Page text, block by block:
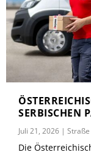
SERBISCHEN
Juli 21, 2026 |Straße
Die